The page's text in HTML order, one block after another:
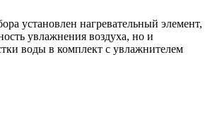
установлен нагревательный элемент,
увлажнения воздуха, но и
воды в комплект с увлажнителем